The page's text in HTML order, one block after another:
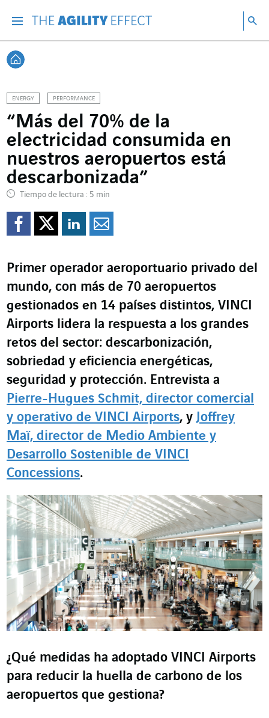
Volver a Inicio
ENERGY PERFORMANCE
“Más del 70% de la
electricidad consumida en
nuestros aeropuertos está
descarbonizada”
Tiempo de lectura : 5 min
Compartir en Facebook
Compartir en
Compartir en
Primer operador aeroportuario privado del
mundo, con más de 70 aeropuertos
gestionados en 14 países distintos, VINCI
Airports lidera la respuesta a los grandes
retos del sector: descarbonización,
sobriedad y eficiencia energéticas,
seguridad y protección. Entrevista a
Pierre-Hugues Schmit, director comercial
y operativo de VINCI Airports, yJoffrey
Maï, director de Medio Ambiente y
Desarrollo Sostenible de VINCI
Concessions.
¿Qué medidas ha adoptado VINCI Airports
para reducir la huella de carbono de los
aeropuertos que gestiona?